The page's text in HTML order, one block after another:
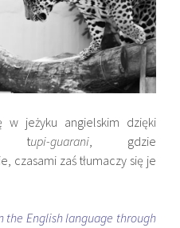
w jeżyku angielskim dzięki
tupi-guarani, gdzie
czasami zaś tłumaczy się je
the English language through